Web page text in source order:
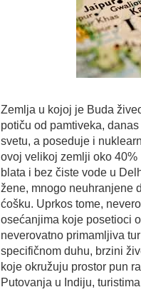
Zemlja u kojoj je Buda
potiču od pamtiveka,
svetu, a poseduje i
ovoj velikoj zemlji oko
blata i bez čiste vode u
žene, mnogo neuhranjene
ćošku. Uprkos tome,
osećanjima koje posetioci
neverovatno primamljiva
specifičnom duhu, brzini
koje okružuju prostor pun
Putovanja u Indiju,